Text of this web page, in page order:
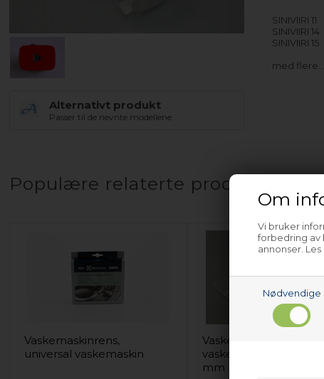
Om
Vi bruker
forbedring av
annonser.
Nødvendige
Alternativt produkt
Passer til de nevnte modellene.
SINIVIIRI 11
SINIVIIRI 14
SINIVIIRI 15
med flere…
Populære relaterte produkter
Vaskemaskinrens,
universal vaskemaskin
Vaskepose, Universal
vaskemaskin - 600 x
mm